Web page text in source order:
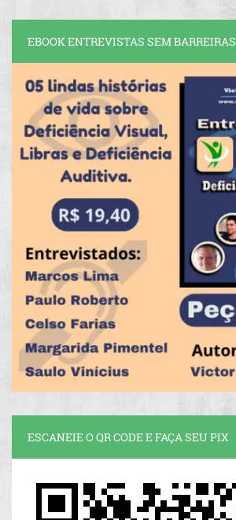
EBOOK ENTREVISTAS SEM BARREIRAS
ESCANEIE O QR CODE E FAÇA SEU PIX